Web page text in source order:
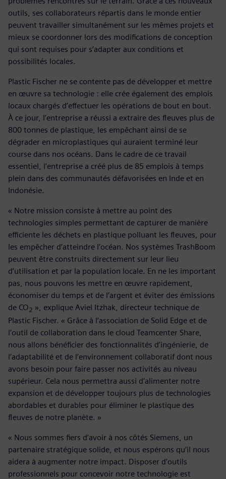
outils, ses collaborateurs répartis dans le monde entier
peuvent travailler simultanément sur les mêmes projets et
mieux se coordonner lors des modifications de conception
qui sont requises pour s’adapter aux conditions et
possibilités locales.
Plastic Fischer ne se contente pas de développer et mettre
en œuvre sa technologie : elle crée également des emplois
locaux chargés d’effectuer les opérations de bout en bout.
À ce jour, l’entreprise a réussi a extraire des fleuves plus de
800 tonnes de plastique, les empêchant ainsi de se
dégrader en microplastiques qui auraient terminé leur
course dans nos océans. Dans le cadre de ce travail
essentiel, l’entreprise a créé plus de 85 emplois à temps
plein dans des communautés défavorisées en Inde et en
Indonésie.
« Notre mission consiste à mettre au point des
technologies simples permettant de capturer de manière
efficiente les déchets en plastique polluant les fleuves, pour
les empêcher d’atteindre l’océan. Nos systèmes TrashBoom
peuvent être construits directement sur leur lieu
d’utilisation et par la population locale. En ne les important
pas, nous pouvons les mettre en œuvre rapidement,
économiser du temps et de l’argent et éviter des émissions
de CO2 », explique Aviel Itzhak, directeur technique de
Plastic Fischer. « Grâce à l’association de Solid Edge et de
l’outil de collaboration dans le cloud Teamcenter Share,
nous allons bénéficier des fonctionnalités d’ingénierie, de
l’adaptabilité et de l’environnement collaboratif dont nous
avons besoin pour faire passer nos activités au niveau
supérieur. Cela nous permettra aussi d’alimenter notre
expansion et de développer toujours plus de technologies
abordables et durables pour éliminer le plastique des
fleuves de notre planète. »
« Nous sommes fiers d’avoir à nos côtés Siemens, un
partenaire stratégique solide, et nous espérons qu’il nous
aidera à augmenter notre impact. Disposer d’outils
professionnels pour concevoir notre technologie est